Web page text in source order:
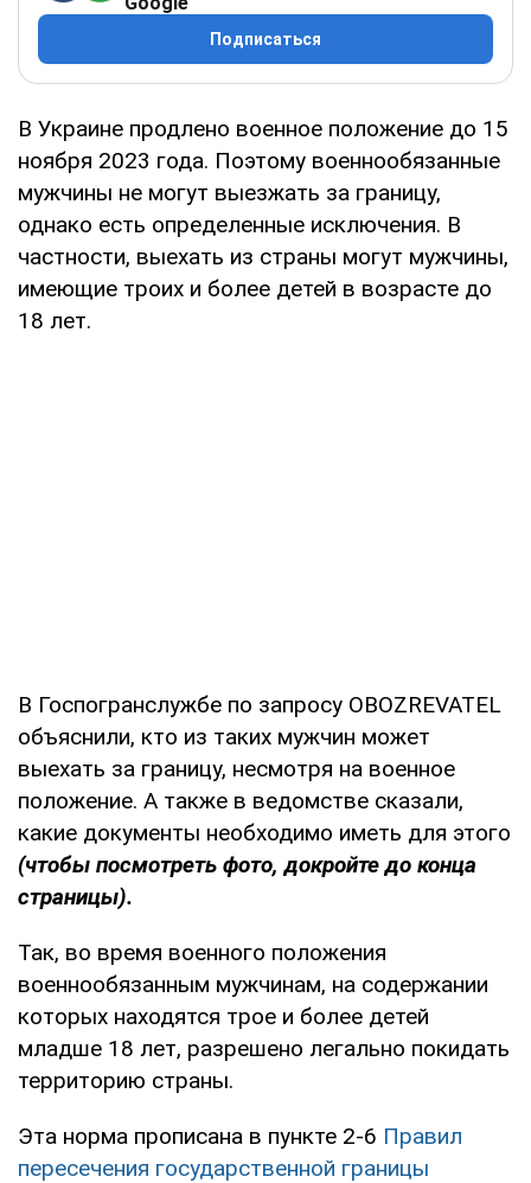
Подписаться
В Украине продлено военное положение до 15
ноября 2023 года. Поэтому военнообязанные
мужчины не могут выезжать за границу,
однако есть определенные исключения. В
частности, выехать из страны могут мужчины,
имеющие троих и более детей в возрасте до
18 лет.
В Госпогранслужбе по запросу OBOZREVATEL
объяснили, кто из таких мужчин может
выехать за границу, несмотря на военное
положение. А также в ведомстве сказали,
какие документы необходимо иметь для этого
(чтобы посмотреть фото, докройте до конца
страницы).
Так, во время военного положения
военнообязанным мужчинам, на содержании
которых находятся трое и более детей
младше 18 лет, разрешено легально покидать
территорию страны.
Эта норма прописана в пункте 2-6 Правил
пересечения государственной границы